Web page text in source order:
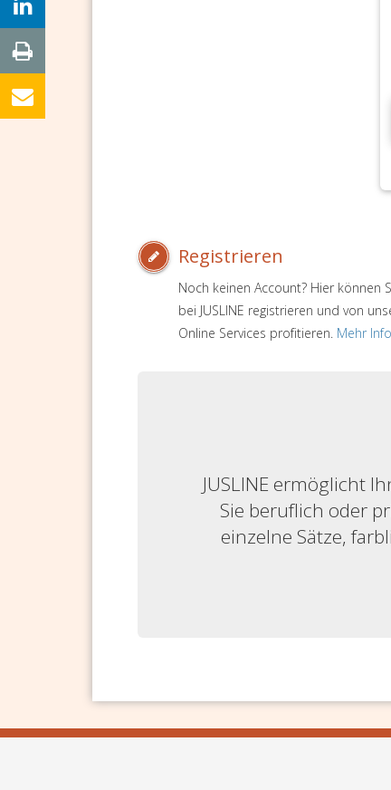
Registrieren
Noch keinen Account? Hier können
bei JUSLINE registrieren und von
Online Services profitieren. Mehr
JUSLINE ermöglicht
Sie beruflich oder
einzelne Sätze,